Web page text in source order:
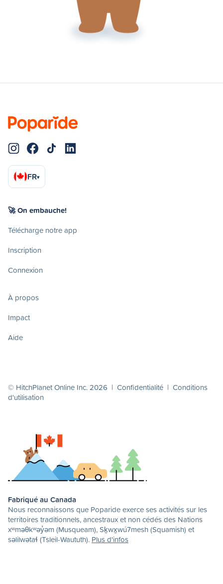
FR▾
🚀 On embauche!
Télécharge notre app
Inscription
Connexion
À propos
Impact
Aide
© HitchPlanet Online Inc. 2026 | Confidentialité | Conditions
d'utilisation
Fabriqué au Canada
Nous reconnaissons que Poparide exerce ses activités sur les
territoires traditionnels, ancestraux et non cédés des Nations
xʷməθkʷəy̓əm (Musqueam), Sḵwx̱wú7mesh (Squamish) et
səlilwətaɬ (Tsleil-Waututh). Plus d'infos